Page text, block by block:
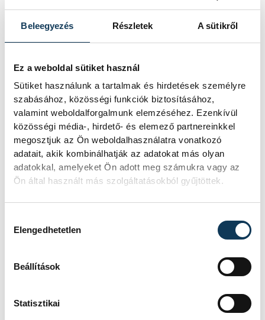
Beleegyezés Részletek A sütikről
Ez a weboldal sütiket használ
Sütiket használunk a tartalmak és hirdetések személyre
szabásához, közösségi funkciók biztosításához,
valamint weboldalforgalmunk elemzéséhez. Ezenkívül
közösségi média-, hirdető- és elemező partnereinkkel
megosztjuk az Ön weboldalhasználatra vonatkozó
adatait, akik kombinálhatják az adatokat más olyan
adatokkal, amelyeket Ön adott meg számukra vagy az
Ön által használt más szolgáltatásokból gyűjtöttek.
Elengedhetetlen
Beállítások
Statisztikai
közérdekű
önkéntesség
telefonos lelkisegély
„Kapaszkodó” Telefonos Lelki Elsősegély
Szolgálat